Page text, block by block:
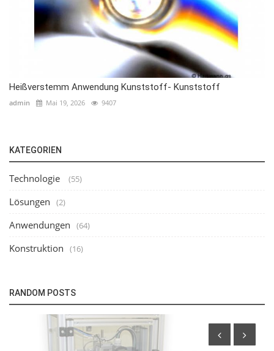
Heißverstemm Anwendung Kunststoff- Kunststoff
admin Mai 19, 2026 9407
KATEGORIEN
Technologie (55)
Lösungen (2)
Anwendungen (64)
Konstruktion (16)
RANDOM POSTS